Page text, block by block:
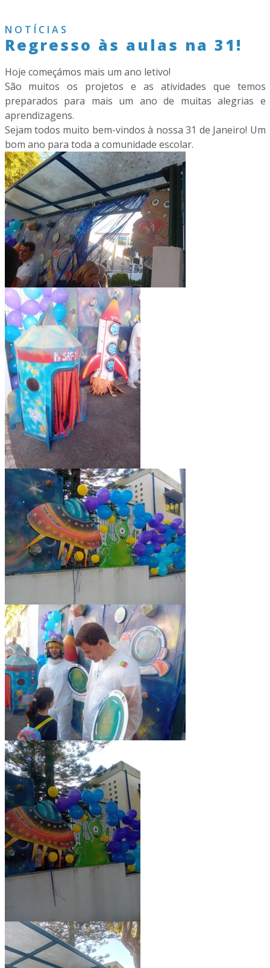
NOTÍCIAS
Regresso às aulas na 31!
Hoje começámos mais um ano letivo!
São muitos os projetos e as atividades que temos
preparados para mais um ano de muitas alegrias e
aprendizagens.
Sejam todos muito bem-vindos à nossa 31 de Janeiro! Um
bom ano para toda a comunidade escolar.